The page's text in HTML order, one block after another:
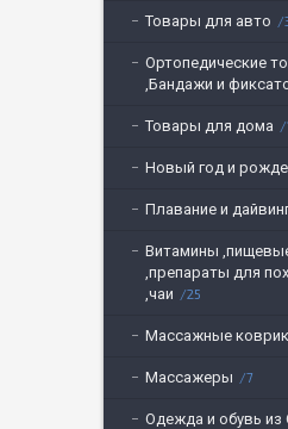
Товары для авто
Ортопедические
,Бандажи и
Товары для дома
Новый год и
Плавание и
Витамины
,препараты для
,чаи
25
Массажные
Массажеры 7
Одежда и обувь